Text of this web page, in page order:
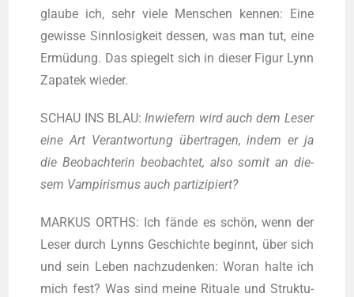
glau­be ich, sehr vie­le Men­schen ken­nen: Eine
gewis­se Sinn­lo­sig­keit des­sen, was man tut, eine
Ermü­dung. Das spie­gelt sich in die­ser Figur Lynn
Zapa­tek wieder.
SCHAU INS BLAU:Inwie­fern wird auch dem Leser
eine Art Ver­ant­wor­tung über­tra­gen, indem er ja
die Beob­ach­te­rin beob­ach­tet, also somit an die­
sem Vam­pi­ris­mus auch partizipiert?
MARKUS ORTHS: Ich fän­de es schön, wenn der
Leser durch Lynns Geschich­te beginnt, über sich
und sein Leben nach­zu­den­ken: Wor­an hal­te ich
mich fest? Was sind mei­ne Ritua­le und Struk­tu­